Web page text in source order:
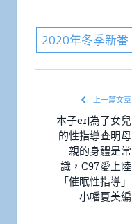
2020年冬季新番
上一篇文章
本子er|為了女兒
的性指導查明母
親的身體是常
識，C97愛上陸
「催眠性指導」
小幡夏美編